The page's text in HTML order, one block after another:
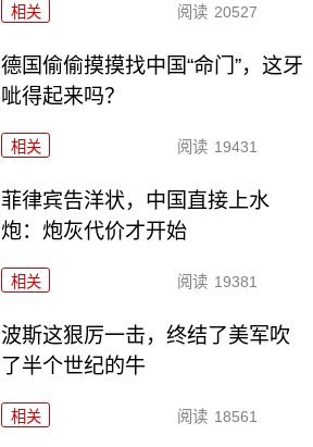
相关 阅读 20527
德国偷偷摸摸找中国“命门”，这牙
呲得起来吗？
相关 阅读 19431
菲律宾告洋状，中国直接上水
炮：炮灰代价才开始
相关 阅读 19381
波斯这狠厉一击，终结了美军吹
了半个世纪的牛
相关 阅读 18561